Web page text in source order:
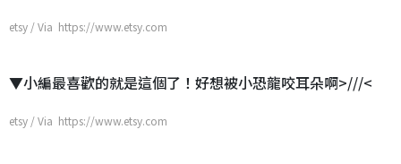
etsy / Via https://www.etsy.com
▼小編最喜歡的就是這個了！好想被小恐龍咬耳朵啊>///<
etsy / Via https://www.etsy.com